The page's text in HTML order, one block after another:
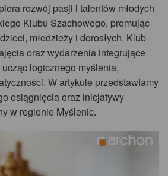
rozwój pasji i talentów młodych
Klubu Szachowego, promując
młodzieży i dorosłych. Klub
oraz wydarzenia integrujące
logicznego myślenia,
W artykule przedstawiamy
osiągnięcia oraz inicjatywy
w regionie Myślenic.